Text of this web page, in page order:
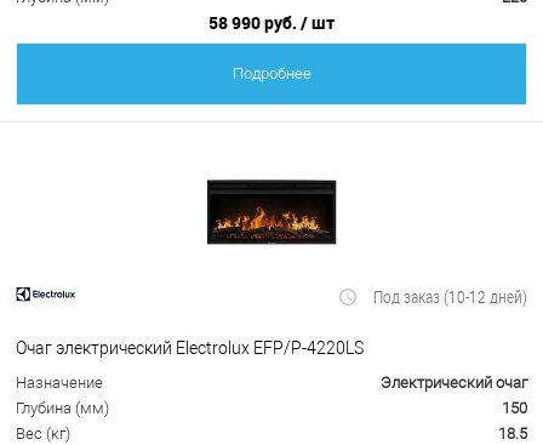
58 990 руб. / шт
Подробнее
Под заказ (10-12 дней)
Очаг электрический Electrolux EFP/P-4220LS
Назначение
Электрический очаг
Глубина (мм)
150
Вес (кг)
18.5